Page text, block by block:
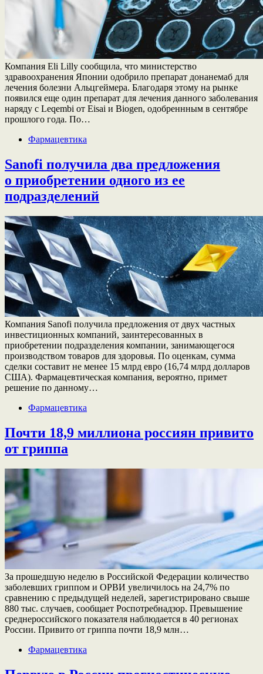
Компания Eli Lilly сообщила, что министерство
здравоохранения Японии одобрило препарат донанемаб для
лечения болезни Альцгеймера. Благодаря этому на рынке
появился еще один препарат для лечения данного заболевания
наряду с Leqembi от Eisai и Biogen, одобреннным в сентябре
прошлого года. По…
Фармацевтика
Sanofi получила два предложения
о приобретении одного из ее
подразделений
Компания Sanofi получила предложения от двух частных
инвестиционных компаний, заинтересованных в
приобретении подразделения компании, занимающегося
производством товаров для здоровья. По оценкам, сумма
сделки составит не менее 15 млрд евро (16,74 млрд долларов
США). Фармацевтическая компания, вероятно, примет
решение по данному…
Фармацевтика
Почти 18,9 миллиона россиян привито
от гриппа
За прошедшую неделю в Российской Федерации количество
заболевших гриппом и ОРВИ увеличилось на 24,7% по
сравнению с предыдущей неделей, зарегистрировано свыше
880 тыс. случаев, сообщает Роспотребнадзор. Превышение
среднероссийского показателя наблюдается в 40 регионах
России. Привито от гриппа почти 18,9 млн…
Фармацевтика